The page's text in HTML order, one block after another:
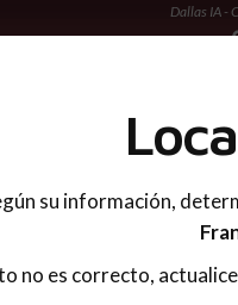
Dallas IA -
su información,
no es correcto,